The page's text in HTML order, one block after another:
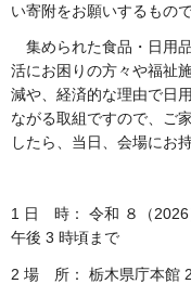
い寄附をお願いするもので
集められた食品・日用
活にお困りの方々や福祉
減や、経済的な理由で日
ながる取組ですので、ご
したら、当日、会場にお
1 日 時： 令和 ８（2026
午後 3 時頃まで
2 場 所： 栃木県庁本館